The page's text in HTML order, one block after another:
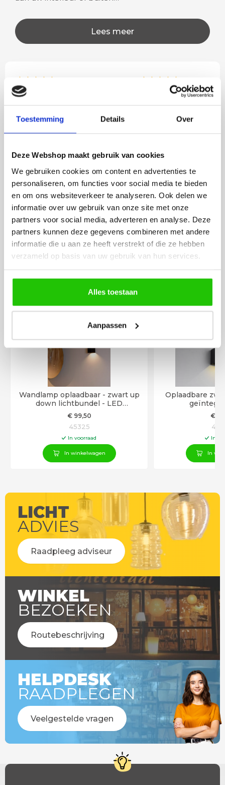
Toestemming Details Over
Deze Webshop maakt gebruik van cookies
We gebruiken cookies om content en advertenties te
personaliseren, om functies voor social media te bieden
en om ons websiteverkeer te analyseren. Ook delen we
informatie over uw gebruik van onze site met onze
partners voor social media, adverteren en analyse. Deze
partners kunnen deze gegevens combineren met andere
informatie die u aan ze heeft verstrekt of die ze hebben
verzameld op basis van uw gebruik van hun services.
Alles toestaan
Aanpassen
Lees meer
Rian
lamp heb uitgekozen en
besteld. De volgende dag
netjes en veilig verpakt.
leveren verliep vlot en
veel sfeer, het is ook
eenvoudig te
MEER PRODUCTEN
Alle producten uit deze serie
Wandlamp oplaadbaar - zwart up
down lichtbundel - LED
geïntegreered - dimbaar
€99,50
45325
In voorraad
In winkelwagen
Oplaadbare
€
In
In
LICHT
ADVIES
Raadpleeg adviseur
WINKEL
BEZOEKEN
Routebeschrijving
HELPDESK
RAADPLEGEN
Veelgestelde vragen